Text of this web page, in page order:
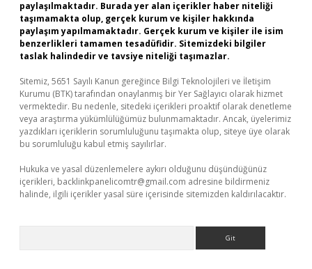
paylaşılmaktadır. Burada yer alan içerikler haber niteliği
taşımamakta olup, gerçek kurum ve kişiler hakkında
paylaşım yapılmamaktadır. Gerçek kurum ve kişiler ile isim
benzerlikleri tamamen tesadüfidir. Sitemizdeki bilgiler
taslak halindedir ve tavsiye niteliği taşımazlar.
Sitemiz, 5651 Sayılı Kanun gereğince Bilgi Teknolojileri ve İletişim
Kurumu (BTK) tarafından onaylanmış bir Yer Sağlayıcı olarak hizmet
vermektedir. Bu nedenle, sitedeki içerikleri proaktif olarak denetleme
veya araştırma yükümlülüğümüz bulunmamaktadır. Ancak, üyelerimiz
yazdıkları içeriklerin sorumluluğunu taşımakta olup, siteye üye olarak
bu sorumluluğu kabul etmiş sayılırlar.
Hukuka ve yasal düzenlemelere aykırı olduğunu düşündüğünüz
içerikleri, backlinkpanelicomtr@gmail.com adresine bildirmeniz
halinde, ilgili içerikler yasal süre içerisinde sitemizden kaldırılacaktır.